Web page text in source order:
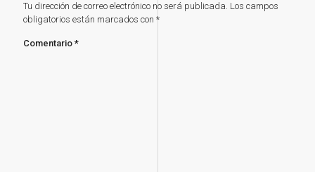
Tu dirección de correo electrónico no será publicada. Los campos
obligatorios están marcados con *
Comentario *